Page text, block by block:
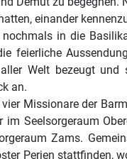
einander
in die
feierliche
Welt bezeugt
an.
Missionare der
im Seelsorgeraum
Zams.
Perjen stattfinden,